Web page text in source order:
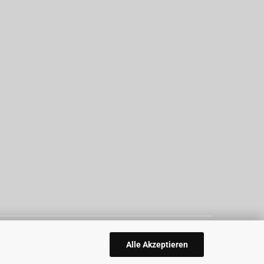
Alle Akzeptieren